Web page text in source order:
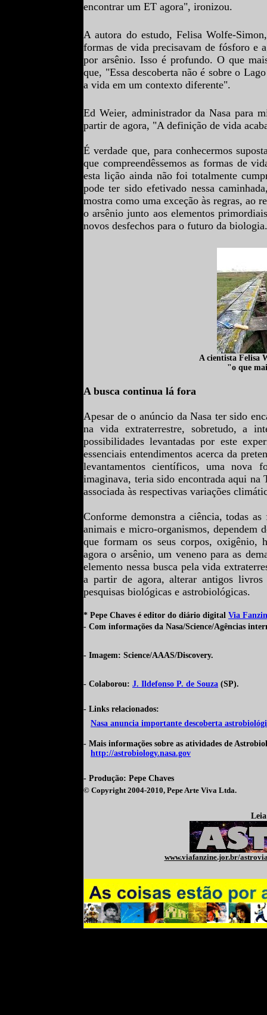
encontrar um ET agora", ironizou.
A autora do estudo, Felisa Wolfe-
formas de vida precisavam de fósforo e
por arsênio. Isso é profundo. O que
que, "Essa descoberta não é sobre o
a vida em um contexto diferente".
Ed Weier, administrador da Nasa para
partir de agora, "A definição de vida
É verdade que, para conhecermos
que compreendêssemos as formas de
esta lição ainda não foi totalmente
pode ter sido efetivado nessa
mostra como uma exceção às regras, ao
o arsênio junto aos elementos
novos desfechos para o futuro da biologia.
A cientista Felisa
"o que
A busca continua lá fora
Apesar de o anúncio da Nasa ter sido
na vida extraterrestre, sobretudo, a
possibilidades levantadas por este
essenciais entendimentos acerca da
levantamentos científicos, uma nova
imaginava, teria sido encontrada aqui na
associada às respectivas variações
Conforme demonstra a ciência, todas
animais e micro-organismos, dependem
que formam os seus corpos, oxigênio,
agora o arsênio, um veneno para as
elemento nessa busca pela vida
a partir de agora, alterar antigos livros
pesquisas biológicas e astrobiológicas.
* Pepe Chaves é editor do diário digital Via
- Com informações da Nasa/Science/Agências
- Imagem: Science/AAAS/Discovery.
- Colaborou: J. Ildefonso P. de Souza (SP).
- Links relacionados:
Nasa anuncia importante descoberta
- Mais informações sobre as atividades de
http://astrobiology.nasa.gov
- Produção: Pepe Chaves
© Copyright 2004-2010, Pepe Arte Viva Ltda.
www.viafanzine.jor.br/